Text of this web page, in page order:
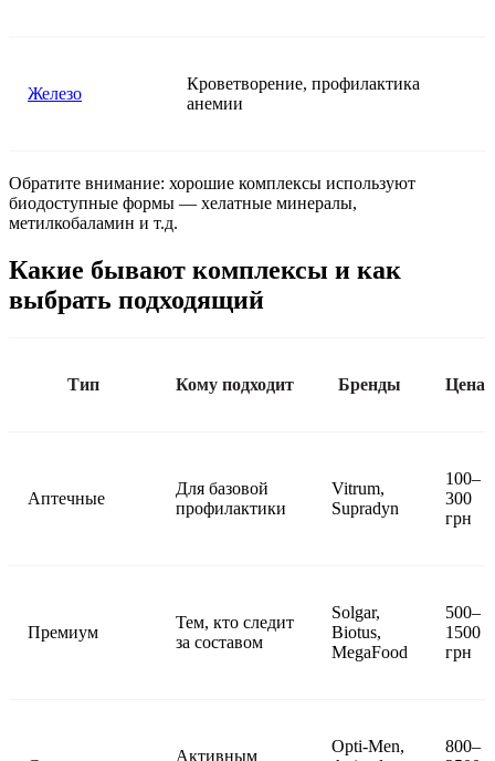
Железо
Кроветворение, профилактика
анемии
Обратите внимание: хорошие комплексы используют
биодоступные формы — хелатные минералы,
метилкобаламин и т.д.
Какие бывают комплексы и как
выбрать подходящий
Тип Кому подходит Бренды Цена
Аптечные
Для базовой
профилактики
Vitrum,
Supradyn
100–
300
грн
Премиум
Тем, кто следит
за составом
Solgar,
Biotus,
MegaFood
500–
1500
грн
Активным
Opti-Men,
800–